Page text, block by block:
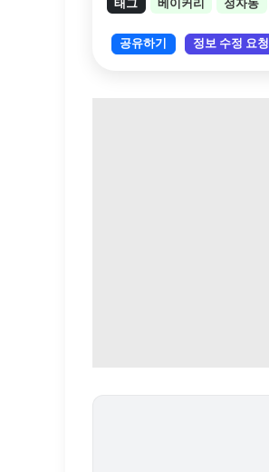
태그 베이커리 정자동
공유하기 정보 수정 요청